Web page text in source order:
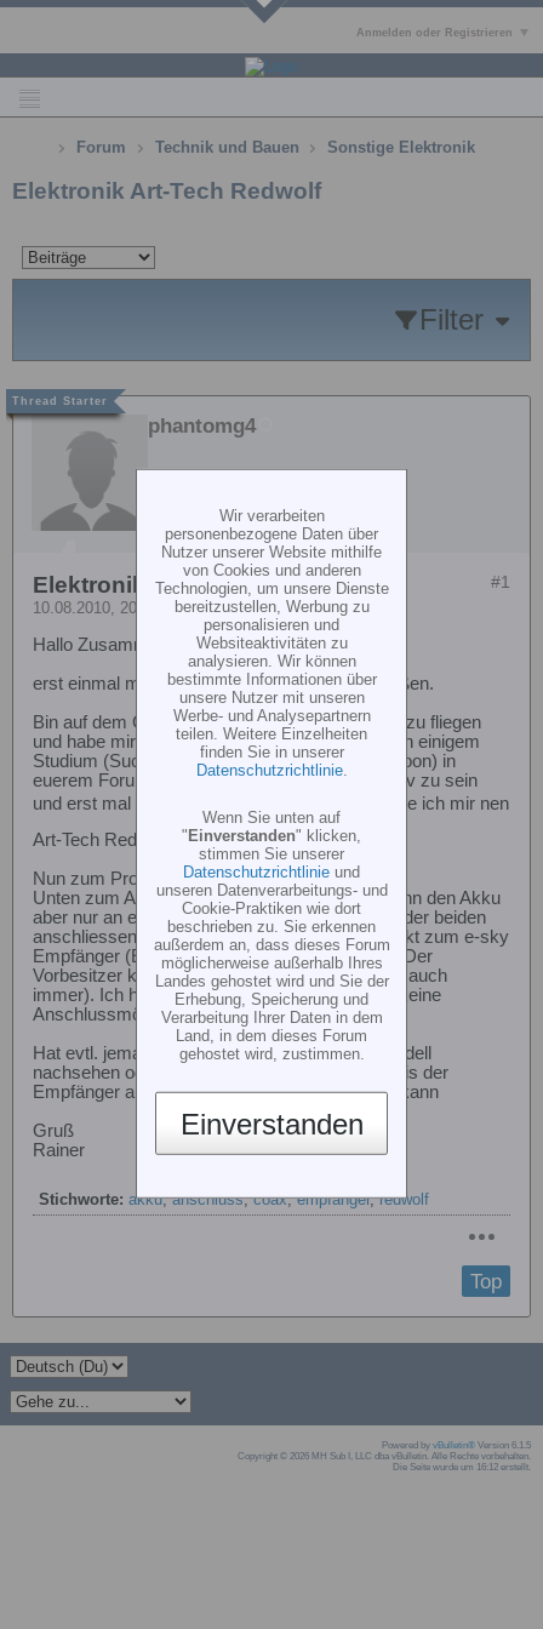
Anmelden oder Registrieren
Forum Technik und Bauen Sonstige Elektronik
Elektronik Art-Tech Redwolf
Filter
phantomg4
#1
Elektronik Art-Tech Redwolf
10.08.2010, 20:44
Hallo Zusammen,
erst einmal möchte ich euch als "Neuer" begrüßen.
Bin auf dem Geschmack gekommen RC Helis zu fliegen
und habe mir einen Typhoon 450 zugelegt. Nach einigem
Studium (Suche nach SIM und Infos zum Typhoon) in
euerem Forum habe ich mich entschlossen brav zu sein
und erst mal mit Coax zu beginnen.
So habe ich mir nen
Art-Tech Redwolf billig ersteigert.
Nun zum Problem:
Unten zum Akkufach führen zwei Kabel. Ich kann den Akku
aber nur an eines (für die PCB-Control Einheit) der beiden
anschliessen. Das zweite (3-pol) führt führt direkt zum e-sky
Empfänger (ER61 6-kanal) - BATT-Anschluss. Der
Vorbesitzer kann mir nicht weiterhelfen (warum auch
immer). Ich habe die Innereien ausgebaut und keine
Anschlussmöglichkeit für das Kabel entdeckt.
Hat evtl. jemand die Möglichkeit bei seinem Modell
nachsehen oder mir mitteilen, wie bei Coax-Helis der
Empfänger angeschlossen werden sollte bzw. kann
Gruß
Rainer
Stichworte: akku,anschluss,coax,empfänger,redwolf
Top
Powered by vBulletin® Version 6.1.5
Copyright © 2026 MH Sub I, LLC dba vBulletin. Alle Rechte vorbehalten.
Die Seite wurde um 16:12 erstellt.
Wir verarbeiten
personenbezogene Daten über
Nutzer unserer Website mithilfe
von Cookies und anderen
Technologien, um unsere Dienste
bereitzustellen, Werbung zu
personalisieren und
Websiteaktivitäten zu
analysieren. Wir können
bestimmte Informationen über
unsere Nutzer mit unseren
Werbe- und Analysepartnern
teilen. Weitere Einzelheiten
finden Sie in unserer
Datenschutzrichtlinie.
Wenn Sie unten auf
" Einverstanden" klicken,
stimmen Sie unserer
Datenschutzrichtlinie und
unseren Datenverarbeitungs- und
Cookie-Praktiken wie dort
beschrieben zu. Sie erkennen
außerdem an, dass dieses Forum
möglicherweise außerhalb Ihres
Landes gehostet wird und Sie der
Erhebung, Speicherung und
Verarbeitung Ihrer Daten in dem
Land, in dem dieses Forum
gehostet wird, zustimmen.
Einverstanden